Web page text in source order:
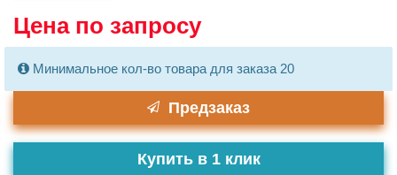
Цена по запросу
Минимальное кол-во товара для заказа 20
Предзаказ
Купить в 1 клик